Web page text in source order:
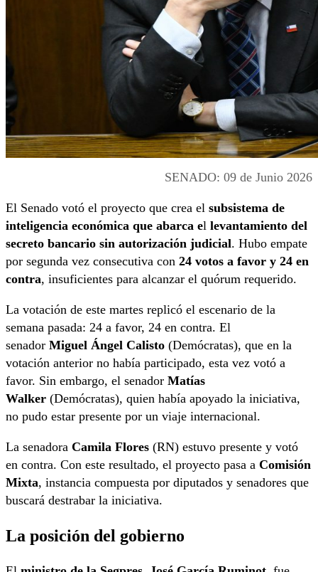
SENADO: 09 de Junio 2026
El Senado votó el proyecto que crea el subsistema de
inteligencia económica que abarca el levantamiento del
secreto bancario sin autorización judicial. Hubo empate
por segunda vez consecutiva con 24 votos a favor y 24 en
contra, insuficientes para alcanzar el quórum requerido.
La votación de este martes replicó el escenario de la
semana pasada: 24 a favor, 24 en contra. El
senador Miguel Ángel Calisto (Demócratas), que en la
votación anterior no había participado, esta vez votó a
favor. Sin embargo, el senador Matías
Walker (Demócratas), quien había apoyado la iniciativa,
no pudo estar presente por un viaje internacional.
La senadora Camila Flores (RN) estuvo presente y votó
en contra. Con este resultado, el proyecto pasa a Comisión
Mixta, instancia compuesta por diputados y senadores que
buscará destrabar la iniciativa.
La posición del gobierno